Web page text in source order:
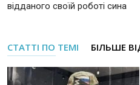
відданого своїй роботі сина
СТАТТІ ПО ТЕМІ БІЛЬШЕ